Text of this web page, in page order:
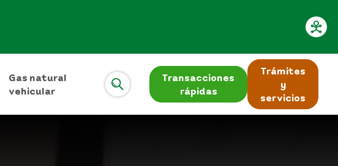
Gas natural
vehicular
Transacciones
rápidas
Trámites
y
servicios